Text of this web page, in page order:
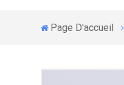
Page D'accueil